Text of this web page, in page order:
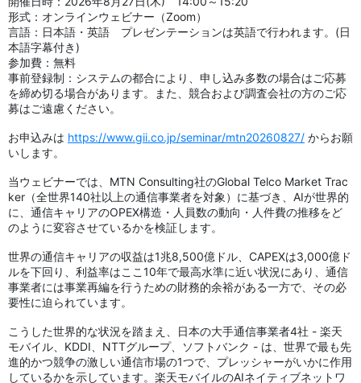
形式：オンラインウェビナー（Zoom）
言語：日本語・英語 プレゼンテーションは英語で行われます。(日
本語字幕付き)
参加費：無料
事前登録制：システムの都合により、申し込み多数の場合はご応募
を締め切る場合があります。また、競合および調査会社の方のご応
募はご遠慮ください。
お申込みは https://www.gii.co.jp/seminar/mtn20260827/ からお願
いします。
当ウェビナーでは、MTN Consulting社のGlobal Telco Market Trac
ker（全世界140社以上の通信事業者を対象）に基づき、AIが世界的
に、通信キャリアのOPEX構造・人員数の動向・人件費の推移をど
のように変容させているかを検証します。
世界の通信キャリアの収益は1兆8,500億ドル、CAPEXは3,000億ド
ルを下回り、利益率はここ10年で最高水準に近い状況にあり、通信
事業者には事業再編を行うための財務的余裕がある一方で、その必
要性に迫られています。
こうした世界的な状況を踏まえ、日本の大手通信事業者4社 - 楽天
モバイル、KDDI、NTTグループ、ソフトバンク - は、世界で最も先
進的かつ競争の激しい通信市場の1つで、プレッシャーがいかに作用
しているかを示しています。楽天モバイルのAIネイティブネットワ